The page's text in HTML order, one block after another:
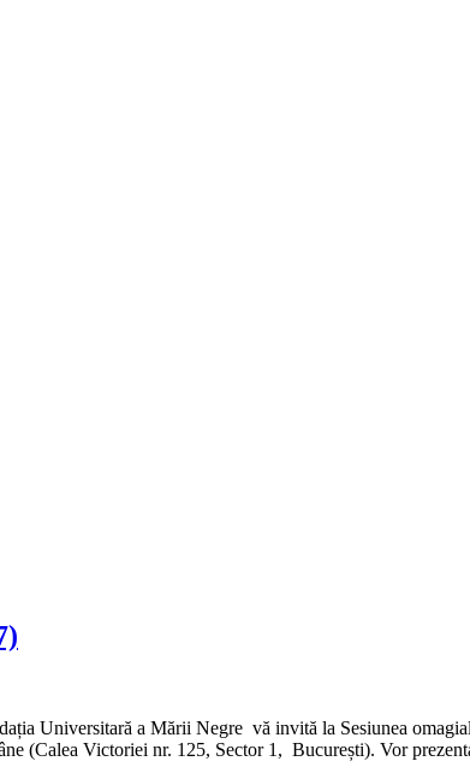
Universitară a Mării Negre vă invită la Sesiunea
(Calea Victoriei nr. 125, Sector 1, București). Vor